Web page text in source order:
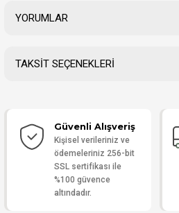
YORUMLAR
Yorum Yaz
TAKSİT SEÇENEKLERİ
Güvenli Alışveriş
Kişisel verileriniz ve
ödemeleriniz 256-bit
SSL sertifikası ile
%100 güvence
altındadır.